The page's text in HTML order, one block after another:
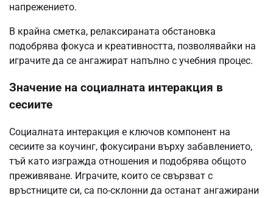
напрежението.
В крайна сметка, релаксираната обстановка
подобрява фокуса и креативността, позволявайки на
играчите да се ангажират напълно с учебния процес.
Значение на социалната интеракция в
сесиите
Социалната интеракция е ключов компонент на
сесиите за коучинг, фокусирани върху забавлението,
тъй като изгражда отношения и подобрява общото
преживяване. Играчите, които се свързват с
връстниците си, са по-склонни да останат ангажирани